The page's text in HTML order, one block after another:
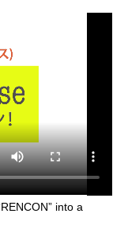
into a